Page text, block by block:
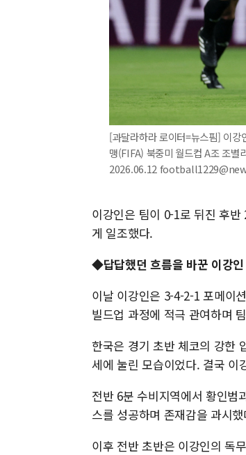
[과달라하라 로이터=뉴스핌] 이
맹(FIFA) 북중미 월드컵 A조 조별
2026.06.12
이강인은 팀이 0-1로 뒤진 후
게 일조했다.
◆답답했던 흐름을 바꾼 이강인
이날 이강인은 3-4-2-1 포메이
빌드업 과정에 적극 관여하며
한국은 경기 초반 체코의 강한
세에 눌린 모습이었다. 결국 이
전반 6분 수비지역에서 황인범
스를 성공하며 존재감을 과시
이후 전반 초반은 이강인의 독